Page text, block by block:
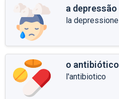
a depressão
la depressione
o antibiótico
l'antibiotico